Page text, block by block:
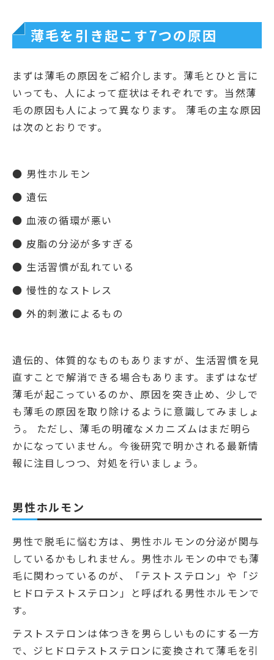
薄毛を引き起こす7つの原因
まずは薄毛の原因をご紹介します。薄毛とひと言に
いっても、人によって症状はそれぞれです。当然薄
毛の原因も人によって異なります。 薄毛の主な原因
は次のとおりです。
● 男性ホルモン
● 遺伝
● 血液の循環が悪い
● 皮脂の分泌が多すぎる
● 生活習慣が乱れている
● 慢性的なストレス
● 外的刺激によるもの
遺伝的、体質的なものもありますが、生活習慣を見
直すことで解消できる場合もあります。まずはなぜ
薄毛が起こっているのか、原因を突き止め、少しで
も薄毛の原因を取り除けるように意識してみましょ
う。 ただし、薄毛の明確なメカニズムはまだ明ら
かになっていません。今後研究で明かされる最新情
報に注目しつつ、対処を行いましょう。
男性ホルモン
男性で脱毛に悩む方は、男性ホルモンの分泌が関与
しているかもしれません。男性ホルモンの中でも薄
毛に関わっているのが、「テストステロン」や「ジ
ヒドロテストステロン」と呼ばれる男性ホルモンで
す。
テストステロンは体つきを男らしいものにする一方
で、ジヒドロテストステロンに変換されて薄毛を引